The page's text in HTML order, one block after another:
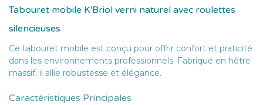
Tabouret mobile K'Briol verni naturel avec roulettes
silencieuses
Ce tabouret mobile est conçu pour offrir confort et praticité
dans les environnements professionnels. Fabriqué en hêtre
massif, il allie robustesse et élégance.
Caractéristiques Principales